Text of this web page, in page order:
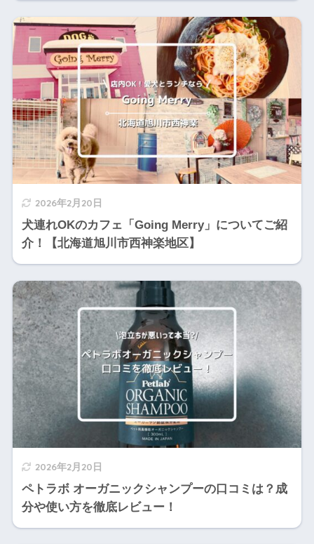
2026年2月20日
犬連れOKのカフェ「Going Merry」についてご紹
介！【北海道旭川市西神楽地区】
2026年2月20日
ペトラボ オーガニックシャンプーの口コミは？成
分や使い方を徹底レビュー！